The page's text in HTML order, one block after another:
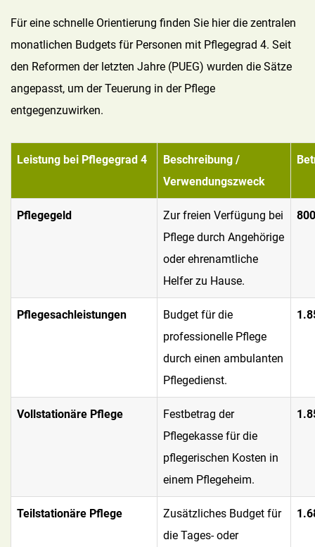
Für eine schnelle Orientierung finden Sie hier die zentralen
monatlichen Budgets für Personen mit Pflegegrad 4. Seit
den Reformen der letzten Jahre (PUEG) wurden die Sätze
angepasst, um der Teuerung in der Pflege
entgegenzuwirken.
Leistung bei Pflegegrad 4
Beschreibung /
Verwendungszweck
Pflegegeld
Zur freien Verfügung bei
Pflege durch Angehörige
oder ehrenamtliche
Helfer zu Hause.
Pflegesachleistungen
Budget für die
professionelle Pflege
durch einen ambulanten
Pflegedienst.
Vollstationäre Pflege
Festbetrag der
Pflegekasse für die
pflegerischen Kosten in
einem Pflegeheim.
Teilstationäre Pflege
Zusätzliches Budget für
die Tages- oder